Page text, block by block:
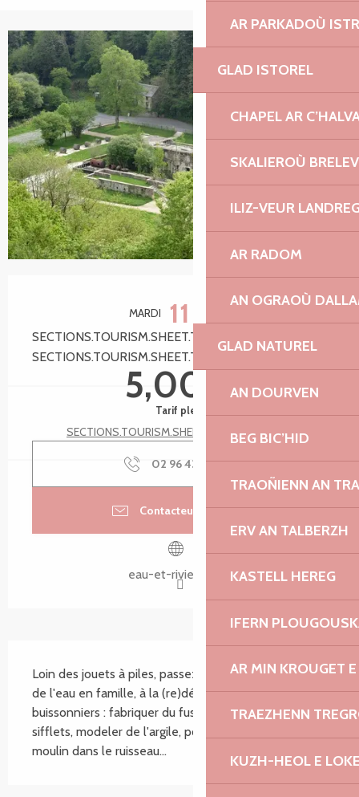
AR PARKADOÙ ISTR
GLAD ISTOREL
CHAPEL AR
SKALIEROÙ
ILIZ-VEUR
AR RADOM
AN OGRAOÙ
GLAD NATUREL
AN DOURVEN
BEG BIC’HID
TRAOÑIENN AN
ERV AN TALBERZH
KASTELL HEREG
IFERN
AR MIN KROUGET
TRAEZHENN
KUZH-HEOL E
+2 photos
MARDI 11
SECTIONS.TOURISM.SHEET.TARIFFS.FROM 14:15
SECTIONS.TOURISM.SHEET.TARIFFS.TO 16:45
5,00 €
Tarif plein
SECTIONS.TOURISM.SHEET.TARIFFS.SEE_ALL
02 96 43 08▒▒
Contacteur par email
eau-et-rivieres.org
SECTIONS.TOURISM.SHEET.DESCRIPTION
Loin des jouets à piles, passez un moment au bord
de l'eau en famille, à la (re)découverte des jouets
buissonniers : fabriquer du fusain, des hochets, des
sifflets, modeler de l'argile, poser des roues de
moulin dans le ruisseau...